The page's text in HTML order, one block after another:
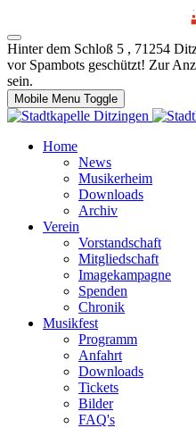
Hinter dem Schloß 5 , 71254
vor Spambots geschützt! Zur
sein.
Mobile Menu Toggle
Home
News
Musikerheim
Downloads
Archiv
Verein
Vorstandschaft
Mitgliedschaft
Imagekampagne
Spenden
Chronik
Musikfest
Programm
Anfahrt
Downloads
Tickets
Bilder
FAQ's